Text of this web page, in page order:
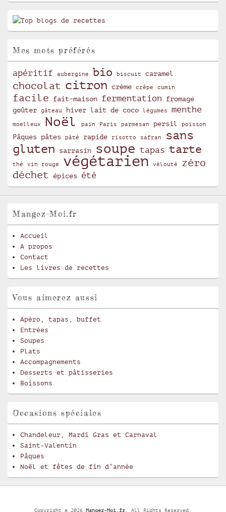
Mes mots préférés
apéritif aubergine bio biscuit caramel
chocolat citron crème crêpe cumin
facile fait-maison fermentation
fromage
goûter
gâteau hiver lait de coco légumes menthe
moelleux Noël pain Paris parmesan persil poisson
Pâques pâtes pâté rapide risotto safran
sans
gluten
sarrasin soupe tapas tarte
thé vin rouge végétarien vélouté
zéro
déchet
épices été
Mangez-Moi.fr
Accueil
A propos
Contact
Les livres de recettes
Vous aimerez aussi
Apéro, tapas, buffet
Entrées
Soupes
Plats
Accompagnements
Desserts et pâtisseries
Boissons
Occasions spéciales
Chandeleur, Mardi Gras et Carnaval
Saint-Valentin
Pâques
Noël et fêtes de fin d’année
Copyright © 2026 Mangez-Moi.fr . All Rights Reserved.